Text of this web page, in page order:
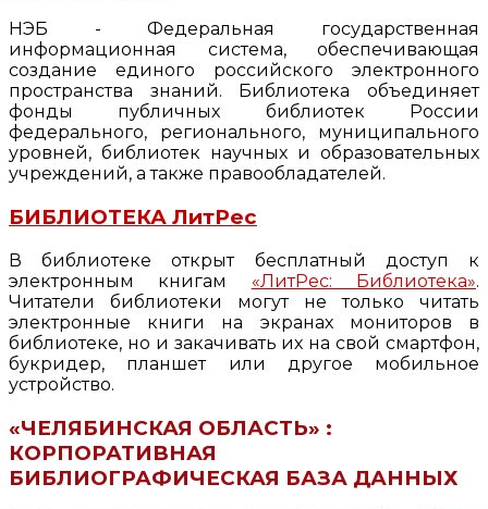
НЭБ - Федеральная государственная
информационная система, обеспечивающая
создание единого российского электронного
пространства знаний. Библиотека объединяет
фонды публичных библиотек России
федерального, регионального, муниципального
уровней, библиотек научных и образовательных
учреждений, а также правообладателей.
БИБЛИОТЕКА ЛитРес
В библиотеке открыт бесплатный доступ к
электронным книгам «ЛитРес: Библиотека».
Читатели библиотеки могут не только читать
электронные книги на экранах мониторов в
библиотеке, но и закачивать их на свой смартфон,
букридер, планшет или другое мобильное
устройство.
«ЧЕЛЯБИНСКАЯ ОБЛАСТЬ» :
КОРПОРАТИВНАЯ
БИБЛИОГРАФИЧЕСКАЯ БАЗА ДАННЫХ